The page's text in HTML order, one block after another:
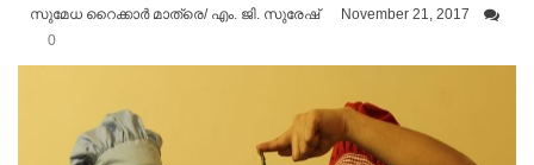
സുമേധ റൈക്കാർ മാത്രെ/ എം. ജി. സുരേഷ്
November 21, 2017
0